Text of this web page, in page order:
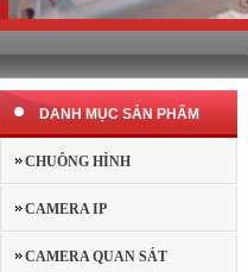
DANH MỤC SẢN PHẨM
CHUÔNG HÌNH
CAMERA IP
CAMERA QUAN SÁT